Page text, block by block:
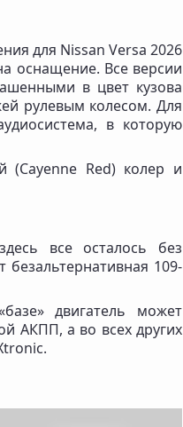
для Nissan Versa 2026
оснащение. Все версии
в цвет кузова
рулевым колесом. Для
в которую
(Cayenne Red) колер и
все осталось без
109-
двигатель может
АКПП, а во всех других